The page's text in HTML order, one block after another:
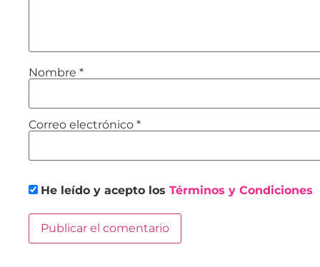
Nombre *
Correo electrónico *
He leído y acepto los Términos y Condiciones